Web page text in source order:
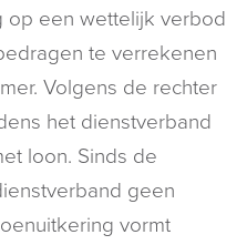
op een wettelijk verbod
te verrekenen
Volgens de rechter
het dienstverband
loon. Sinds de
geen
vormt